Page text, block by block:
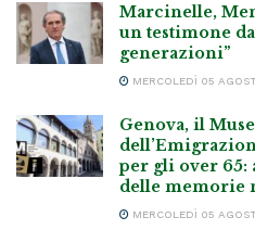
Marcinelle,
un testimone
generazioni”
MERCOLEDÌ 05
Genova, il
per gli over 65:
delle memorie
MERCOLEDÌ 05